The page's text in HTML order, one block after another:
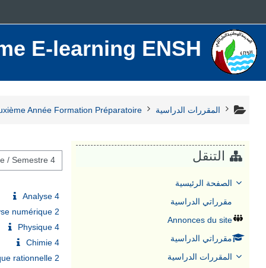
E-learning ENSH
المقررات الدراسية Année Formation Préparatoire
تصنيفات المقررات
Analyse 4
numérique 2
Physique 4
Chimie 4
rationnelle 2
التنقل
الصفحة الرئيسية
مقرراتي الدراسية
Annonces du site
مقرراتي الدراسية
المقررات الدراسية